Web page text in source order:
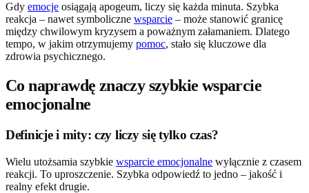
Gdy emocje osiągają apogeum, liczy się każda minuta. Szybka
reakcja – nawet symboliczne wsparcie – może stanowić granicę
między chwilowym kryzysem a poważnym załamaniem. Dlatego
tempo, w jakim otrzymujemy pomoc, stało się kluczowe dla
zdrowia psychicznego.
Co naprawdę znaczy szybkie wsparcie
emocjonalne
Definicje i mity: czy liczy się tylko czas?
Wielu utożsamia szybkie wsparcie emocjonalne wyłącznie z czasem
reakcji. To uproszczenie. Szybka odpowiedź to jedno – jakość i
realny efekt drugie.